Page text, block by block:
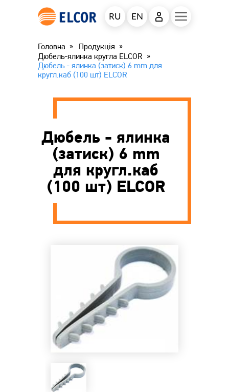
EN
RU
Головна
Продукція
Дюбель-ялинка кругла ELCOR
Дюбель - ялинка (затиск) 6 mm для
кругл.каб (100 шт) ELCOR
Дюбель - ялинка
(затиск) 6 mm
для кругл.каб
(100 шт) ELCOR